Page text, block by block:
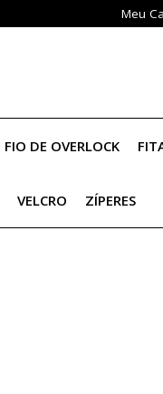
Meu
FIO DE OVERLOCK
VELCRO ZÍPERES